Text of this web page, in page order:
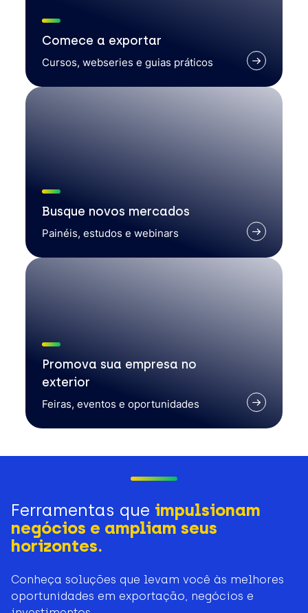
Comece a exportar
Cursos, webseries e guias práticos
Busque novos mercados
Painéis, estudos e webinars
Promova sua empresa no
exterior
Feiras, eventos e oportunidades
Ferramentas que impulsionam
negócios e ampliam seus
horizontes.
Conheça soluções que levam você às melhores
oportunidades em exportação, negócios e